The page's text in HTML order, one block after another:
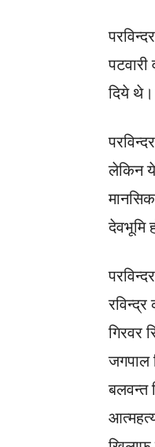
दिये
लेकिन
देवभूमि
गिरवर
जगपाल
बलवन्त